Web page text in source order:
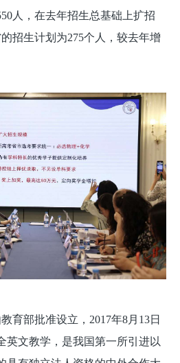
人，在去年招生总基础上扩招
招生计划为275个人，较去年增
育部批准设立，2017年8月13日
英文教学，是我国第一所引进以